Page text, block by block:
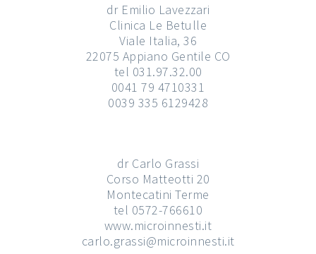
dr Emilio Lavezzari
Clinica Le Betulle
Viale Italia, 36
22075 Appiano Gentile CO
tel 031.97.32.00
0041 79 4710331
0039 335 6129428
dr Carlo Grassi
Corso Matteotti 20
Montecatini Terme
tel 0572-766610
www.microinnesti.it
carlo.grassi@microinnesti.it